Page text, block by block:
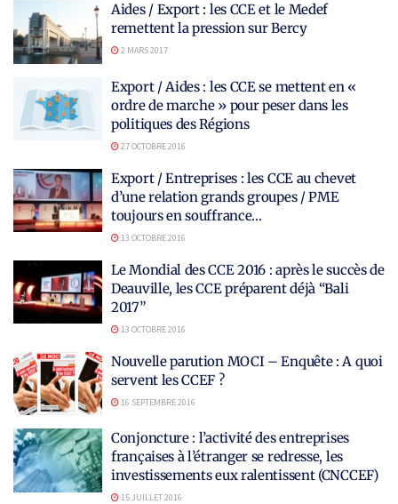
Aides / Export : les CCE et le Medef
remettent la pression sur Bercy
2 MARS 2017
Export / Aides : les CCE se mettent en «
ordre de marche » pour peser dans les
politiques des Régions
27 OCTOBRE 2016
Export / Entreprises : les CCE au chevet
d’une relation grands groupes / PME
toujours en souffrance…
13 OCTOBRE 2016
Le Mondial des CCE 2016 : après le succès de
Deauville, les CCE préparent déjà “Bali
2017”
13 OCTOBRE 2016
Nouvelle parution MOCI – Enquête : A quoi
servent les CCEF ?
16 SEPTEMBRE 2016
Conjoncture : l’activité des entreprises
françaises à l’étranger se redresse, les
investissements eux ralentissent (CNCCEF)
15 JUILLET 2016